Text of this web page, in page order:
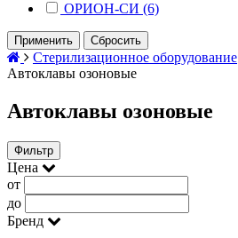
ОРИОН-СИ (6)
Применить Сбросить
Стерилизационное оборудование
Автоклавы озоновые
Автоклавы озоновые
Фильтр
Цена
от
до
Бренд